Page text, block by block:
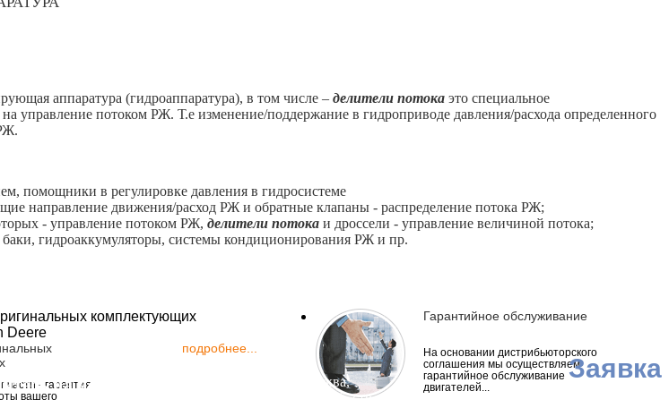
аппаратура (гидроаппаратура), в том числе – делители потока это специальное
управление потоком РЖ. Т.е изменение/поддержание в гидроприводе давления/расхода определенного
помощники в регулировке давления в гидросистеме
направление движения/расход РЖ и обратные клапаны - распределение потока РЖ;
- управление потоком РЖ, делители потока и дроссели - управление величиной потока;
гидроаккумуляторы, системы кондиционирования РЖ и пр.
- гарантия
вашего
подробнее...
Гарантийное обслуживание
На основании дистрибьюторского
соглашения мы осуществляем
гарантийное обслуживание
двигателей...
Заявка
на новости
111123, Россия, г. Москва,
шоссе Энтузиастов, д. 56, стр. 10